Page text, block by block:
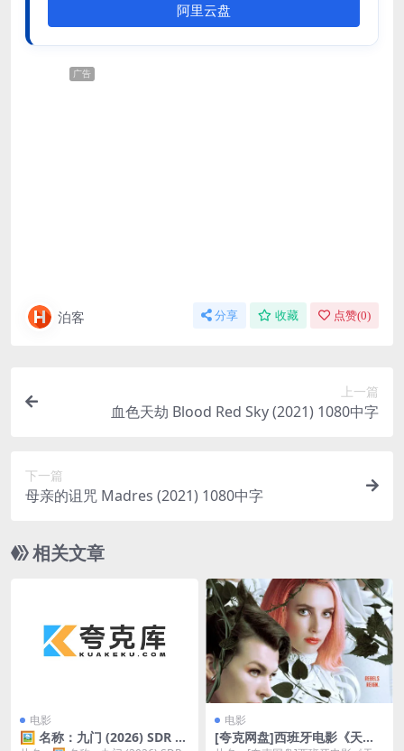
阿里云盘
广告
泊客 分享 收藏 点赞(0)
上一篇
血色天劫 Blood Red Sky (2021) 1080中字
下一篇
母亲的诅咒 Madres (2021) 1080中字
相关文章
电影
🖼 名称：九门‎ (2026) SDR D
电影
[夸克网盘]西班牙电影《天堂